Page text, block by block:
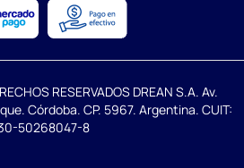
RESERVADOS DREAN S.A. Av.
Córdoba. CP. 5967. Argentina. CUIT:
50268047-8